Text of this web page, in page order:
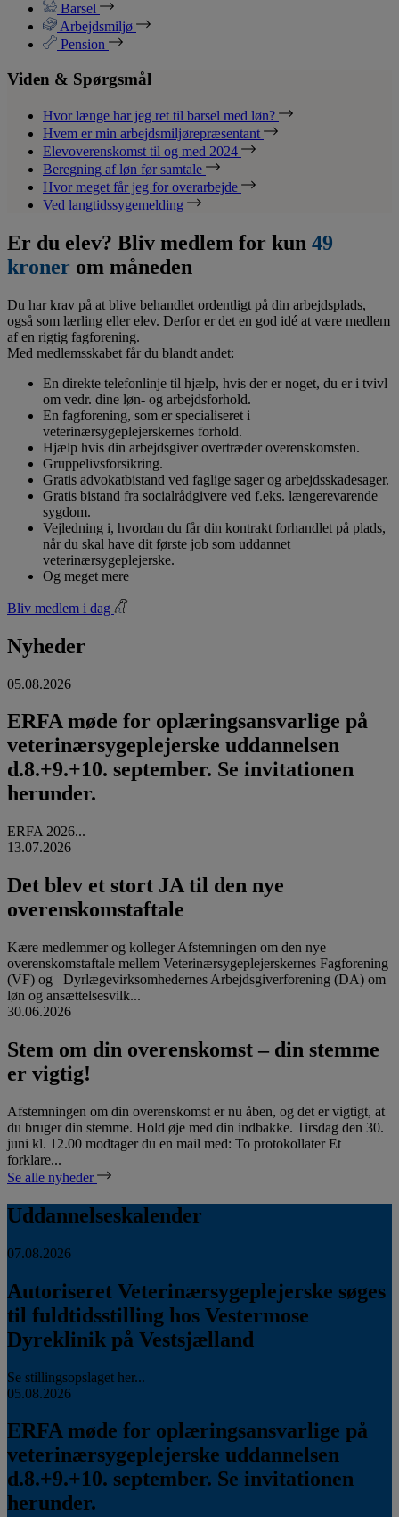
Barsel
Arbejdsmiljø
Pension
Viden & Spørgsmål
Hvor længe har jeg ret til barsel med løn?
Hvem er min arbejdsmiljørepræsentant
Elevoverenskomst til og med 2024
Beregning af løn før samtale
Hvor meget får jeg for overarbejde
Ved langtidssygemelding
Er du elev? Bliv medlem for kun 49
kroner om måneden
Du har krav på at blive behandlet ordentligt på din arbejdsplads,
også som lærling eller elev. Derfor er det en god idé at være medlem
af en rigtig fagforening.
Med medlemsskabet får du blandt andet:
En direkte telefonlinje til hjælp, hvis der er noget, du er i tvivl
om vedr. dine løn- og arbejdsforhold.
En fagforening, som er specialiseret i
veterinærsygeplejerskernes forhold.
Hjælp hvis din arbejdsgiver overtræder overenskomsten.
Gruppelivsforsikring.
Gratis advokatbistand ved faglige sager og arbejdsskadesager.
Gratis bistand fra socialrådgivere ved f.eks. længerevarende
sygdom.
Vejledning i, hvordan du får din kontrakt forhandlet på plads,
når du skal have dit første job som uddannet
veterinærsygeplejerske.
Og meget mere
Bliv medlem i dag
Nyheder
05.08.2026
ERFA møde for oplæringsansvarlige på
veterinærsygeplejerske uddannelsen
d.8.+9.+10. september. Se invitationen
herunder.
ERFA 2026...
13.07.2026
Det blev et stort JA til den nye
overenskomstaftale
Kære medlemmer og kolleger Afstemningen om den nye
overenskomstaftale mellem Veterinærsygeplejerskernes Fagforening
(VF) og Dyrlægevirksomhedernes Arbejdsgiverforening (DA) om
løn og ansættelsesvilk...
30.06.2026
Stem om din overenskomst – din stemme
er vigtig!
Afstemningen om din overenskomst er nu åben, og det er vigtigt, at
du bruger din stemme. Hold øje med din indbakke. Tirsdag den 30.
juni kl. 12.00 modtager du en mail med: To protokollater Et
forklare...
Se alle nyheder
Uddannelseskalender
07.08.2026
Autoriseret Veterinærsygeplejerske søges
til fuldtidsstilling hos Vestermose
Dyreklinik på Vestsjælland
Se stillingsopslaget her...
05.08.2026
ERFA møde for oplæringsansvarlige på
veterinærsygeplejerske uddannelsen
d.8.+9.+10. september. Se invitationen
herunder.